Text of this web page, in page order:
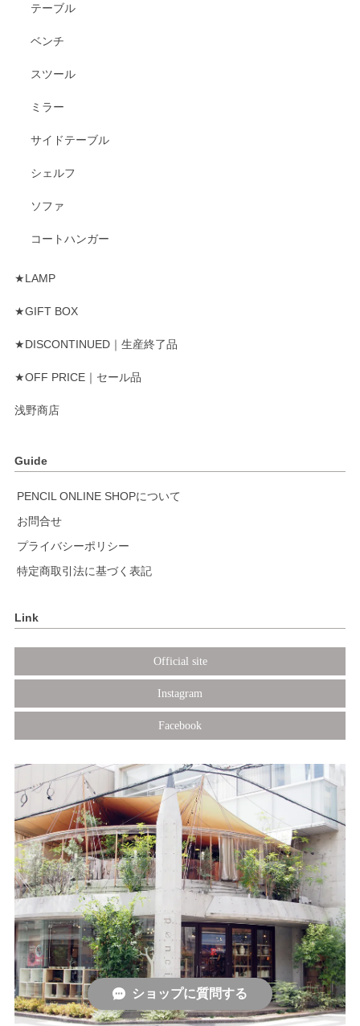
テーブル
ベンチ
スツール
ミラー
サイドテーブル
シェルフ
ソファ
コートハンガー
★LAMP
★GIFT BOX
★DISCONTINUED｜生産終了品
★OFF PRICE｜セール品
浅野商店
Guide
PENCIL ONLINE SHOPについて
お問合せ
プライバシーポリシー
特定商取引法に基づく表記
Link
Official site
Instagram
Facebook
ショップに質問する